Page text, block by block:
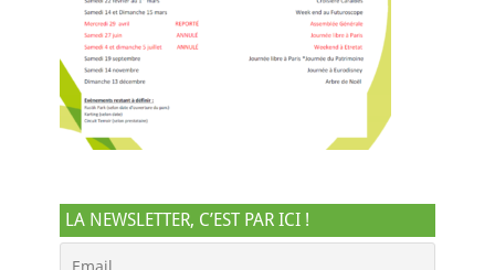
LA NEWSLETTER, C’EST PAR ICI !